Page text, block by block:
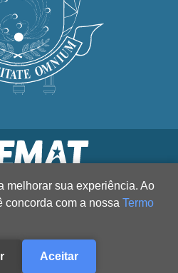
melhorar sua experiência. Ao
concorda com a nossa Termo
Aceitar